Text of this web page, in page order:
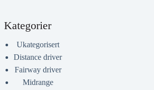
Kategorier
Ukategorisert
Distance driver
Fairway driver
Midrange